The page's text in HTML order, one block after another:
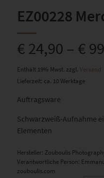
EZ00228
€24,90 – €
Enthält 19% Mwst. zzgl. Versand
Lieferzeit: ca. 10 Werktage
Auftragsware
Schwarzweiß-Aufnahme
Elementen
Hersteller: Zouboulis
Verantwortliche Person:
zouboulis.com